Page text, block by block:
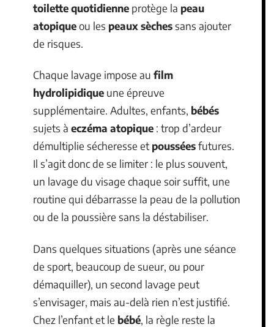
toilette quotidienne protège la peau
atopiqueou les peaux sèchessans ajouter
de risques.
Chaque lavage impose au film
hydrolipidique une épreuve
supplémentaire. Adultes, enfants, bébés
sujets à eczéma atopique : trop d’ardeur
démultiplie sécheresse et pousséesfutures.
Il s’agit donc de se limiter : le plus souvent,
un lavage du visage chaque soir suffit, une
routine qui débarrasse la peau de la pollution
ou de la poussière sans la déstabiliser.
Dans quelques situations (après une séance
de sport, beaucoup de sueur, ou pour
démaquiller), un second lavage peut
s’envisager, mais au-delà rien n’est justifié.
Chez l’enfant et le bébé, la règle reste la